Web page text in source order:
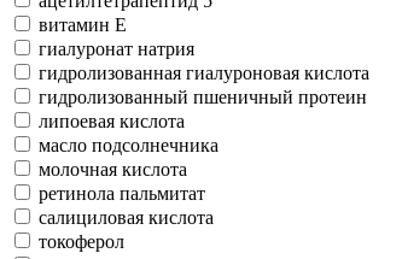
витамин Е
гиалуронат натрия
гидролизованная гиалуроновая кислота
гидролизованный пшеничный протеин
липоевая кислота
масло подсолнечника
молочная кислота
ретинола пальмитат
салициловая кислота
токоферол